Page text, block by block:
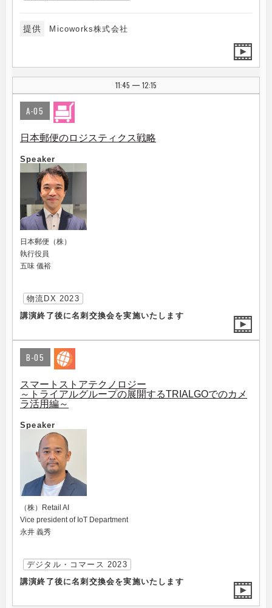
提供 Micoworks株式会社
11:45 | 12:15
A-05
日本郵便のロジスティクス戦略
Speaker
日本郵便（株）
執行役員
五味 儀裕
物流DX 2023
講演終了後に名刺交換会を実施いたします
B-05
スマートストアテクノロジー
～トライアルグループの展開するTRIALGOでのカメ
ラ活用編～
Speaker
（株）Retail AI
Vice president of IoT Department
永井 義秀
デジタル・コマース 2023
講演終了後に名刺交換会を実施いたします